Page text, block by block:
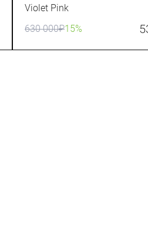
Violet Pink
630 000₽15%